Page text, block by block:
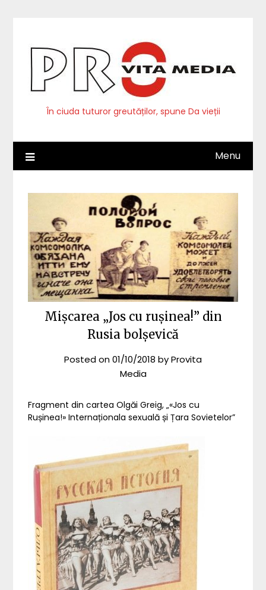
În ciuda tuturor greutăților, spune Da vieții
Menu
Mișcarea „Jos cu rușinea!” din
Rusia bolșevică
Posted on01/10/2018 byProvita
Media
Fragment din cartea Olgăi Greig, „«Jos cu
Rușinea!» Internaționala sexuală și Țara Sovietelor”